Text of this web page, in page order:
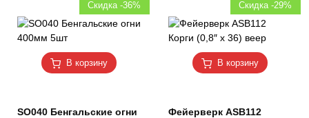
В корзину
Скидка -36%
SO040 Бенгальские огни
В корзину
Скидка -29%
Фейерверк ASB112